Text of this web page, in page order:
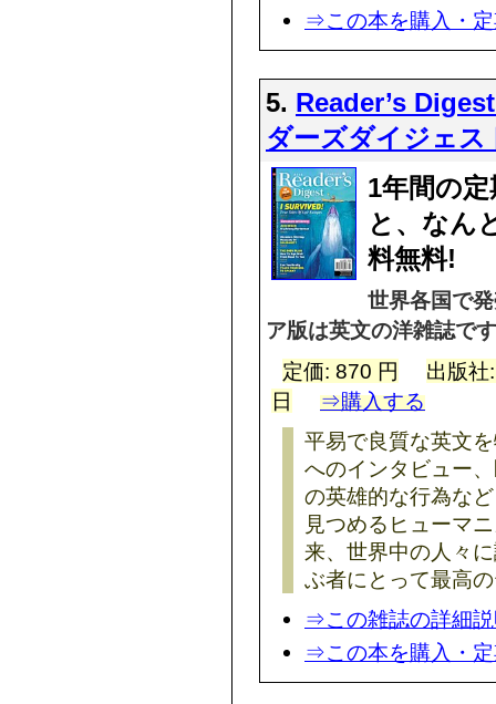
⇒この本を購入・
5. Reader’s
ダーズダイジェス
1年間の
と、なん
料無料!
世界各国で
ア版は英文の洋雑誌で
定価: 870 円
出版
日
⇒購入する
平易で良質な英文
へのインタビュー
の英雄的な行為な
見つめるヒューマ
来、世界中の人々
ぶ者にとって最高
⇒この雑誌の詳細
⇒この本を購入・